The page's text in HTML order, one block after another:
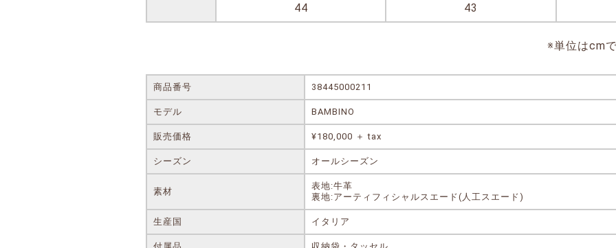
44 43
※単位はcmで
商品番号 38445000211
モデル BAMBINO
販売価格 ¥180,000 ＋ tax
シーズン オールシーズン
素材
表地:牛革
裏地:アーティフィシャルスエード(人工スエード)
生産国 イタリア